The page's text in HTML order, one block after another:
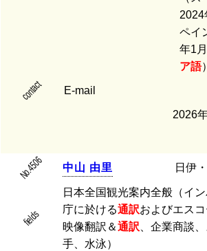
ペイ
年1
ア語
contact E-mail
2026
No.4506 中山 由里 日伊
fields
日本全国観光案内全般（イ
庁に於ける通訳およびエス
映像翻訳＆通訳 、企業商談
手、水泳）